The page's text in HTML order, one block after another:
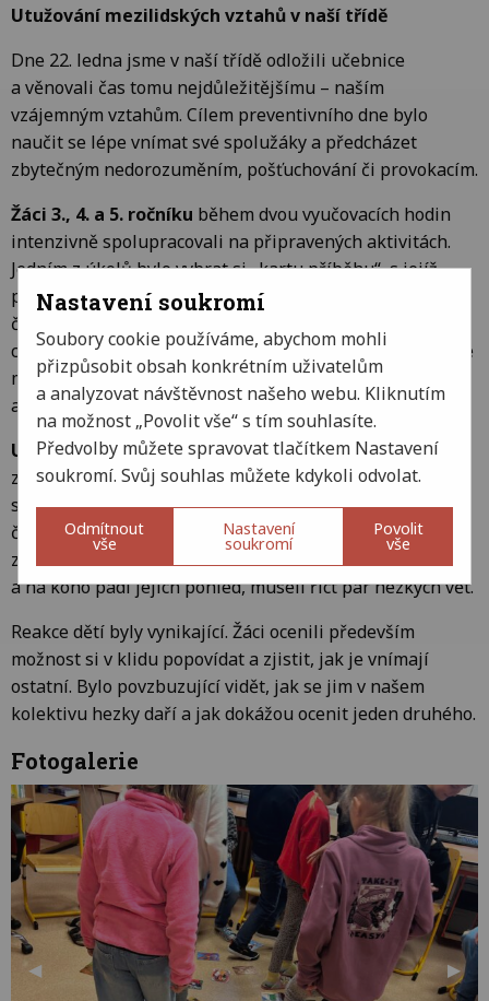
Utužování mezilidských vztahů v naší třídě
Dne 22. ledna jsme v naší třídě odložili učebnice
a věnovali čas tomu nejdůležitějšímu – naším
vzájemným vztahům. Cílem preventivního dne bylo
naučit se lépe vnímat své spolužáky a předcházet
zbytečným nedorozuměním, pošťuchování či provokacím.
Žáci 3., 4. a 5. ročníku během dvou vyučovacích hodin
intenzivně spolupracovali na připravených aktivitách.
Jedním z úkolů bylo vybrat si „kartu příběhu“, s jejíž
pomocí měli popsat vybraného spolužáka a vyjádřit,
čeho si na něm váží nebo co na něm obdivují. Právě tyto
chvíle ukázaly, že i když spolu sedíme v jedné třídě, stále
máme možnost poznávat se mnohem hlouběji
a zlepšovat naši komunikaci.
U mladších spolužáků, tj. 1. a 2. ročníku jsme se
zaměřili na svět zvířat. Děti se pokoušely přirovnávat
své kamarády ke zvířatům na základě jejich vzhledu
či charakteristických předností. Celý program jsme
zakončili v tělocvičně aktivní hrou: žáci se točili v kruhu
a na koho padl jejich pohled, museli říct pár hezkých vět.
Reakce dětí byly vynikající. Žáci ocenili především
možnost si v klidu popovídat a zjistit, jak je vnímají
ostatní. Bylo povzbuzující vidět, jak se jim v našem
kolektivu hezky daří a jak dokážou ocenit jeden druhého.
Fotogalerie
Předchozí snímek
◀︎ ▶︎
Nastavení soukromí
Soubory cookie používáme, abychom mohli
přizpůsobit obsah konkrétním uživatelům
a analyzovat návštěvnost našeho webu. Kliknutím
na možnost „Povolit vše“ s tím souhlasíte.
Předvolby můžete spravovat tlačítkem Nastavení
soukromí. Svůj souhlas můžete kdykoli odvolat.
Odmítnout
vše
Nastavení
soukromí
Povolit
vše